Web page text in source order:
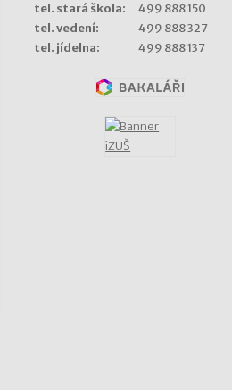
tel. stará škola:
499 888 150
tel. vedení:
499 888 327
tel. jídelna:
499 888 137